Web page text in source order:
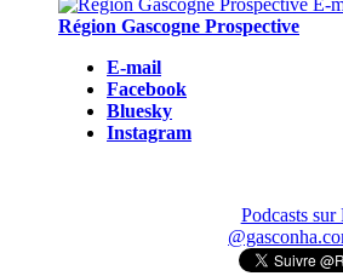
Région Gascogne Prospective
E-mail
Facebook
Bluesky
Instagram
Podcasts sur